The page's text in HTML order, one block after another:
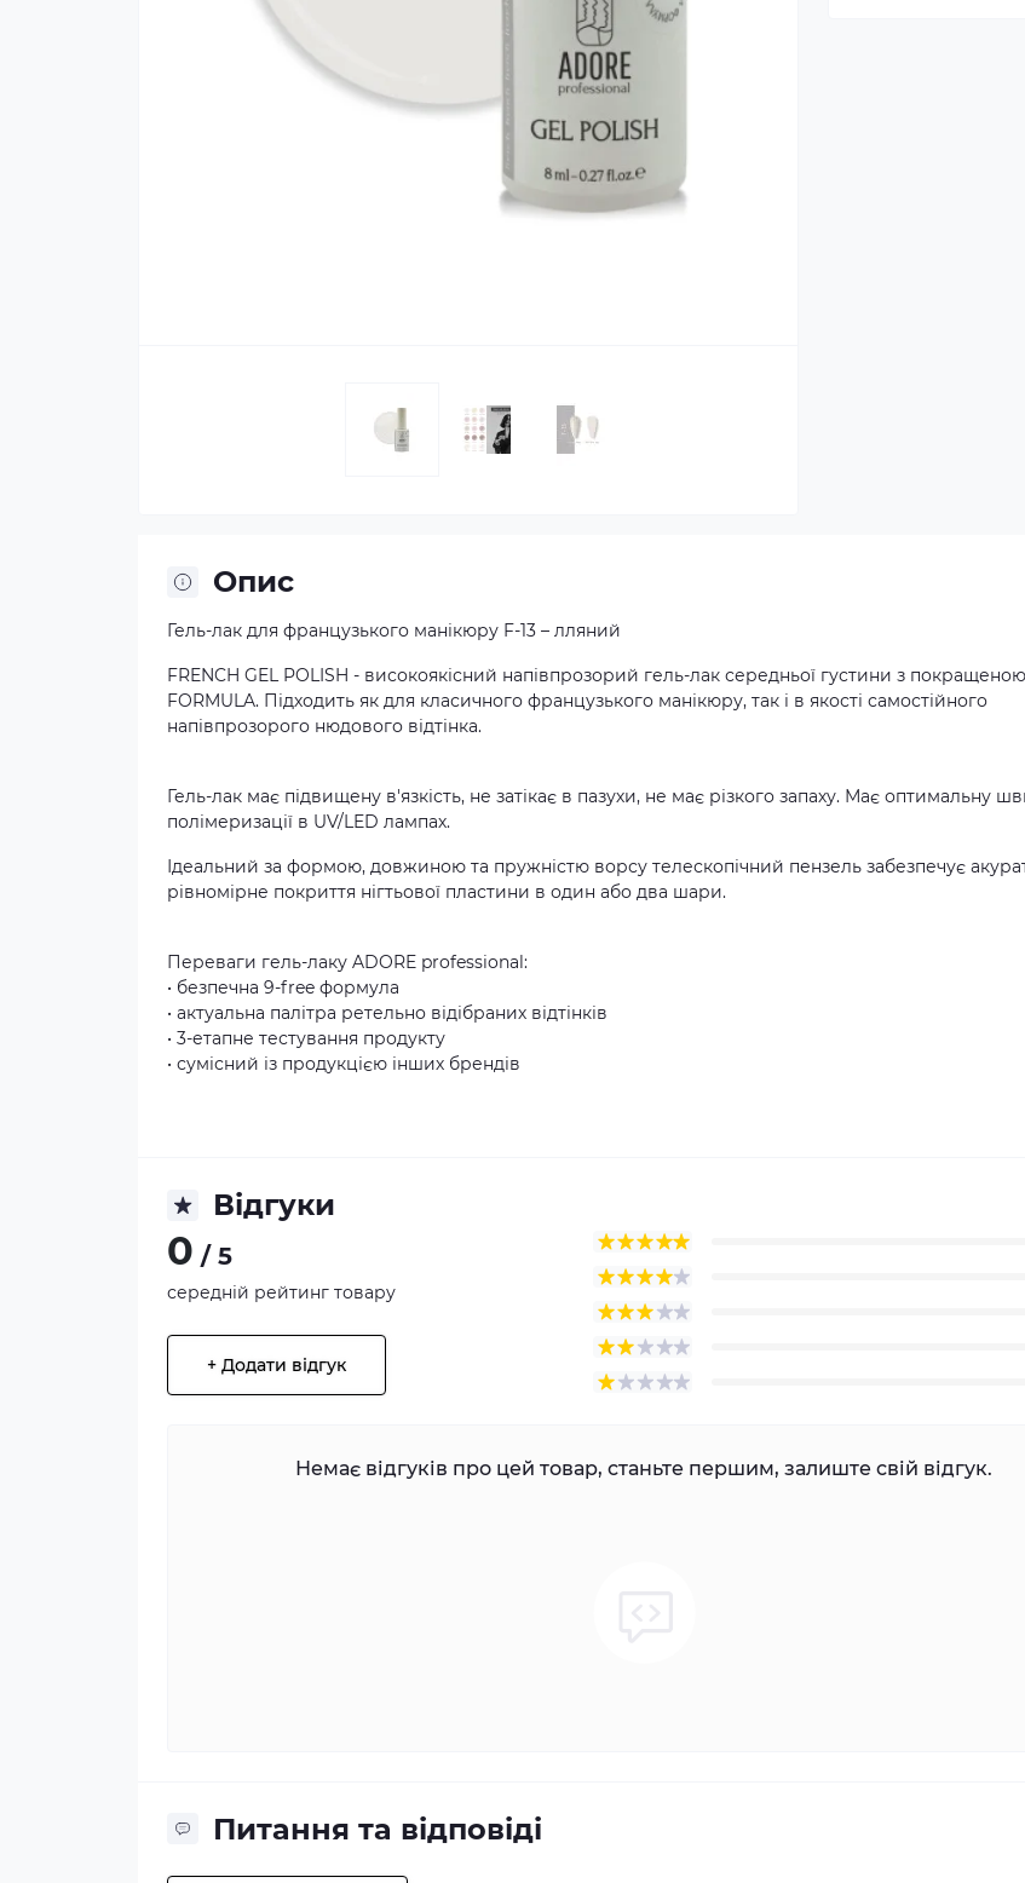
Опис
Гель-лак для французького манікюру F-13 – лляний
FRENCH GEL POLISH - високоякісний напівпрозорий гель-лак середньої густини з
FORMULA. Підходить як для класичного французького манікюру, так і в якості самостійного
напівпрозорого нюдового відтінка.
Гель-лак має підвищену в'язкість, не затікає в пазухи, не має різкого запаху. Має оптимальну
полімеризації в UV/LED лампах.
Ідеальний за формою, довжиною та пружністю ворсу телескопічний пензель забезпечує
рівномірне покриття нігтьової пластини в один або два шари.
Переваги гель-лаку ADORE professional:
• безпечна 9-free формула
• актуальна палітра ретельно відібраних відтінків
• 3-етапне тестування продукту
• сумісний із продукцією інших брендів
Відгуки
0 / 5
середній рейтинг товару
+ Додати відгук
Немає відгуків про цей товар, станьте першим, залиште свій відгук.
Питання та відповіді